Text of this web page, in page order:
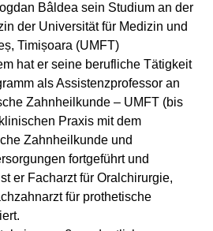
Bâldea sein Studium an der
der Universität für Medizin und
Timișoara (UMFT)
hat er seine berufliche Tätigkeit
als Assistenzprofessor an
Zahnheilkunde – UMFT (bis
Praxis mit dem
Zahnheilkunde und
fortgeführt und
er Facharzt für Oralchirurgie,
für prothetische